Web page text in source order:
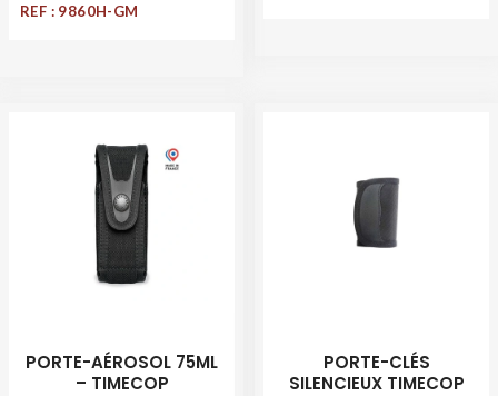
REF : 9860H-GM
PORTE-AÉROSOL 75ML
– TIMECOP
PORTE-CLÉS
SILENCIEUX TIMECOP